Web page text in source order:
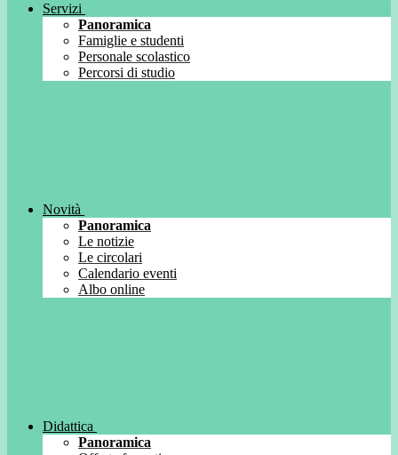
Servizi
Panoramica
Famiglie e studenti
Personale scolastico
Percorsi di studio
Novità
Panoramica
Le notizie
Le circolari
Calendario eventi
Albo online
Didattica
Panoramica